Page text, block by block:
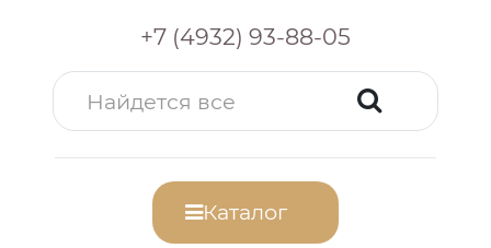
+7 (4932) 93-88-05
Каталог